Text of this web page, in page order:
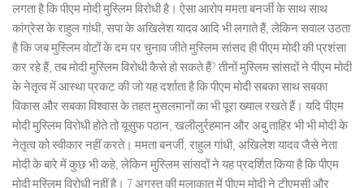
लगता है कि पीएम मोदी मुस्लिम विरोधी है। ऐसा आरोप ममता बनर्जी के साथ साथ
कांग्रेस के राहुल गांधी, सपा के अखिलेश यादव आदि भी लगाते हैं, लेकिन सवाल उठता
है कि जब मुस्लिम वोटों के दम पर चुनाव जीते मुस्लिम सांसद ही पीएम मोदी की प्रशंसा
कर रहे हैं, तब मोदी मुस्लिम विरोधी कैसे हो सकते हैं? तीनों मुस्लिम सांसदों ने पीएम मोदी
के नेतृत्व में आस्था प्रकट की जो यह दर्शाता है कि पीएम मोदी सबका साथ सबका
विकास और सबका विश्वास के तहत मुसलमानों का भी पूरा ख्याल रखते हैं। यदि पीएम
मोदी मुस्लिम विरोधी होते तो यूसुफ पठान, खलीलुर्रहमान और अबु ताहिर भी भी मोदी के
नेतृत्व को स्वीकार नहीं करते। ममता बनर्जी, राहुल गांधी, अखिलेश यादव जैसे नेता
मोदी के बारे में कुछ भी कहे, लेकिन मुस्लिम सांसदों ने यह प्रदर्शित किया है कि पीएम
मोदी मुस्लिम विरोधी नहीं है। 7 अगस्त की मुलाकात में पीएम मोदी ने टीएमसी और